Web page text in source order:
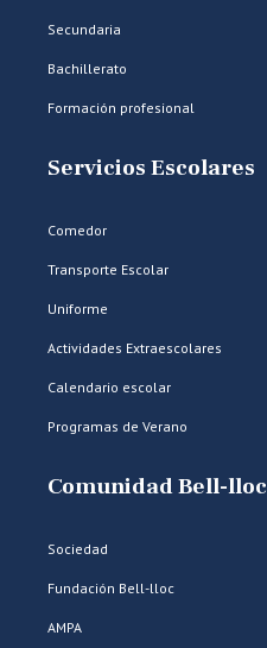
Secundaria
Bachillerato
Formación profesional
Servicios Escolares
Comedor
Transporte Escolar
Uniforme
Actividades Extraescolares
Calendario escolar
Programas de Verano
Comunidad Bell-lloc
Sociedad
Fundación Bell-lloc
AMPA